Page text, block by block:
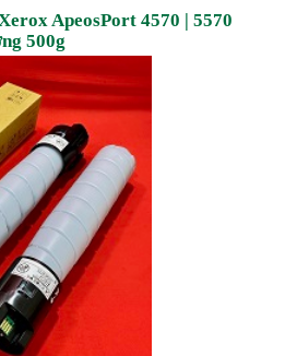
ApeosPort 4570 | 5570
500g